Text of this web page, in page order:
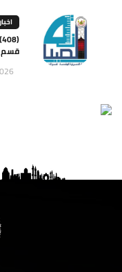
قسم